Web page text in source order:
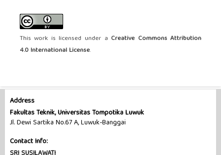
This work is licensed under a Creative Commons Attribution
4.0 International License.
Address
Fakultas Teknik, Universitas Tompotika Luwuk
Jl. Dewi Sartika No.67 A, Luwuk-Banggai
Contact Info: